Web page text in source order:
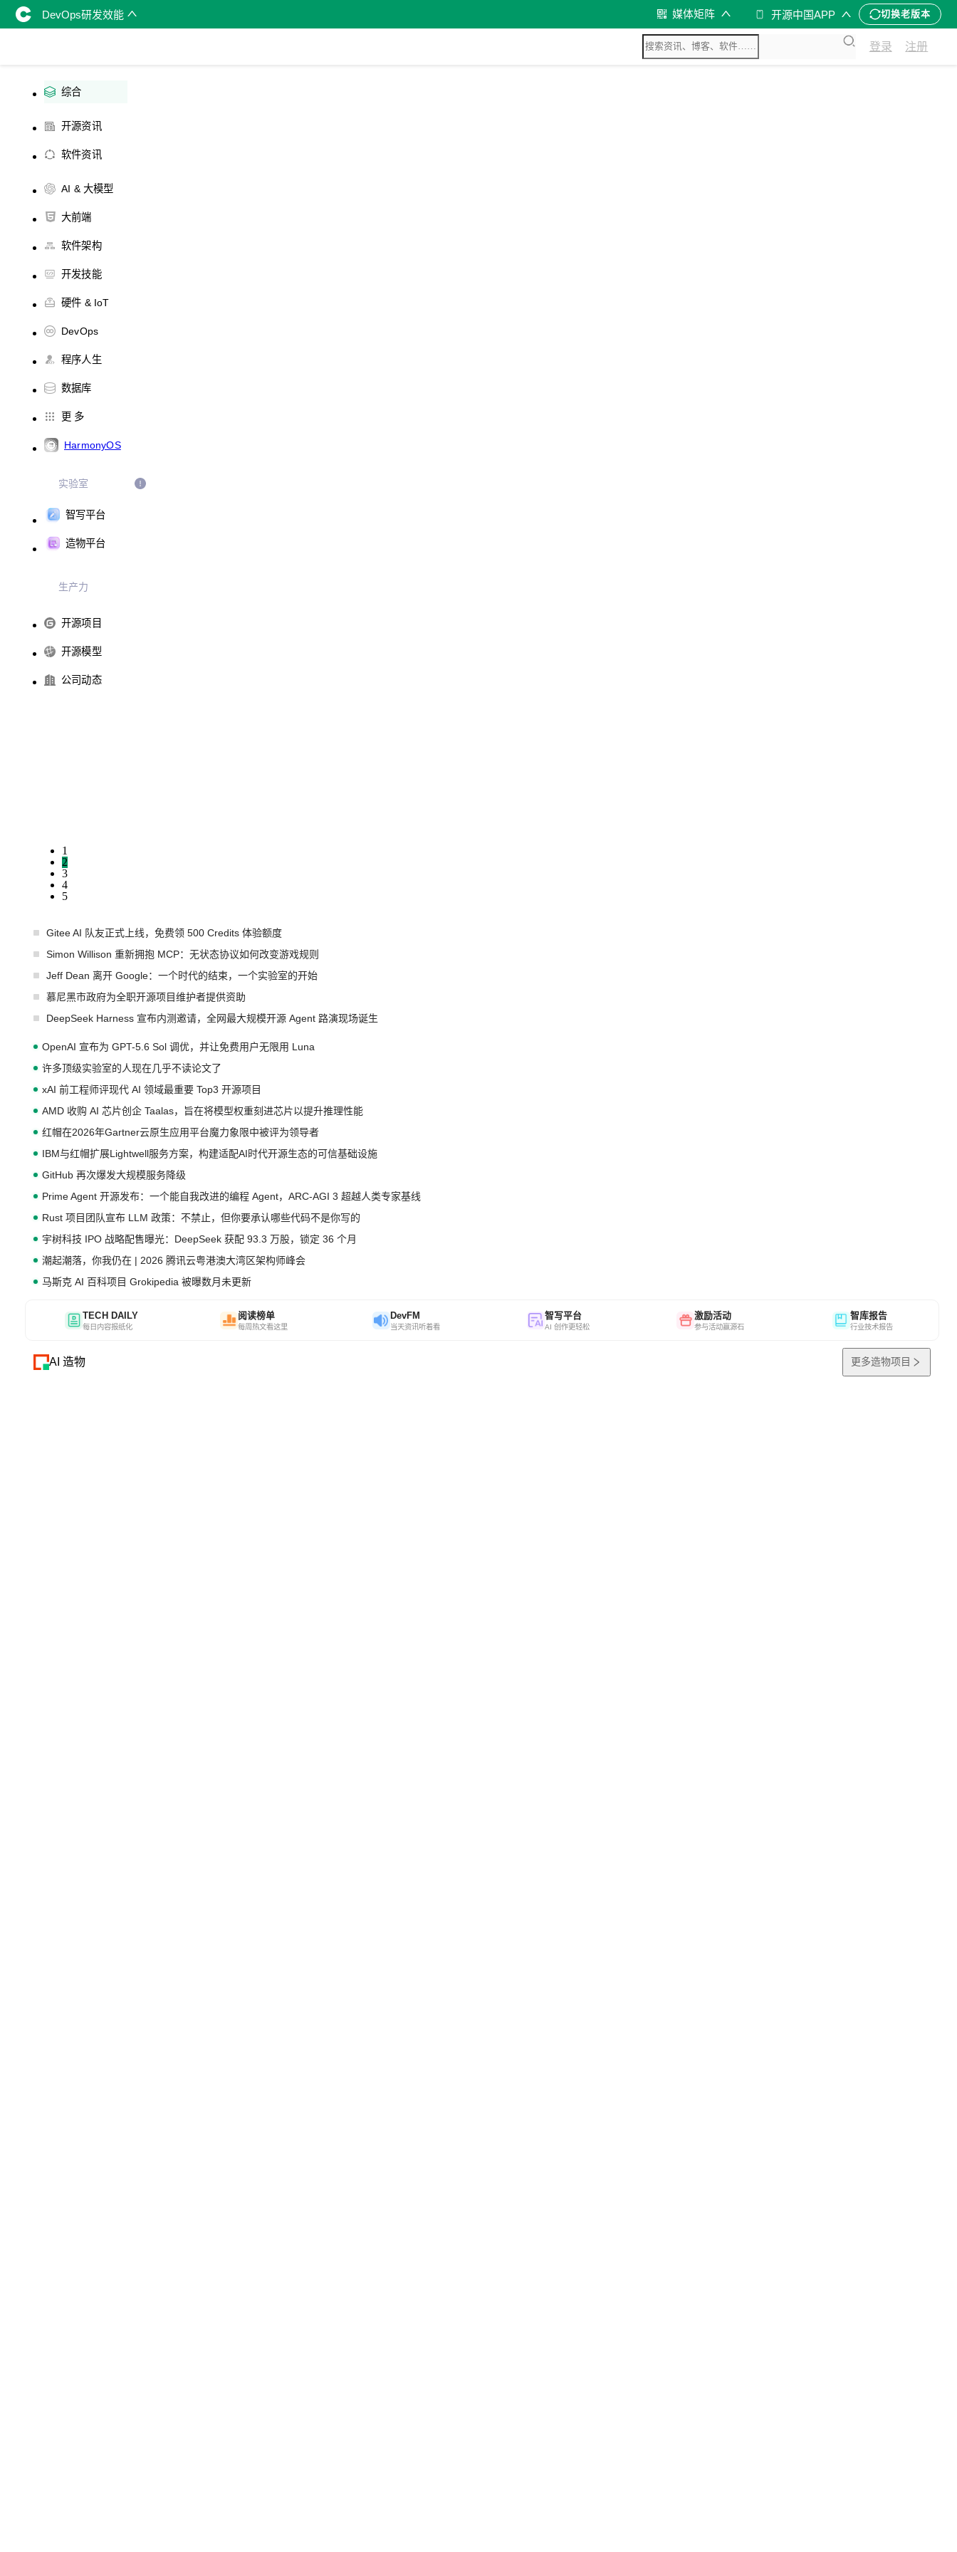
DevOps研发效能 媒体矩阵 开源中国APP 切换老版本
登录 注册
综合
开源资讯
软件资讯
AI & 大模型
大前端
软件架构
开发技能
硬件 & IoT
DevOps
程序人生
数据库
更 多
HarmonyOS
实验室
智写平台
造物平台
生产力
开源项目
开源模型
公司动态
1
2
3
4
5
Gitee AI 队友正式上线，免费领 500 Credits 体验额度
Simon Willison 重新拥抱 MCP：无状态协议如何改变游戏规则
Jeff Dean 离开 Google：一个时代的结束，一个实验室的开始
慕尼黑市政府为全职开源项目维护者提供资助
DeepSeek Harness 宣布内测邀请，全网最大规模开源 Agent 路演现场诞生
OpenAI 宣布为 GPT-5.6 Sol 调优，并让免费用户无限用 Luna
许多顶级实验室的人现在几乎不读论文了
xAI 前工程师评现代 AI 领域最重要 Top3 开源项目
AMD 收购 AI 芯片创企 Taalas，旨在将模型权重刻进芯片以提升推理性能
红帽在2026年Gartner云原生应用平台魔力象限中被评为领导者
IBM与红帽扩展Lightwell服务方案，构建适配AI时代开源生态的可信基础设施
GitHub 再次爆发大规模服务降级
Prime Agent 开源发布：一个能自我改进的编程 Agent，ARC-AGI 3 超越人类专家基线
Rust 项目团队宣布 LLM 政策：不禁止，但你要承认哪些代码不是你写的
宇树科技 IPO 战略配售曝光：DeepSeek 获配 93.3 万股，锁定 36 个月
潮起潮落，你我仍在 | 2026 腾讯云粤港澳大湾区架构师峰会
马斯克 AI 百科项目 Grokipedia 被曝数月未更新
TECH DAILY
每日内容报纸化
阅读榜单
每周热文看这里
DevFM
当天资讯听着看
智写平台
AI 创作更轻松
激励活动
参与活动赢源石
智库报告
行业技术报告
AI 造物 更多造物项目